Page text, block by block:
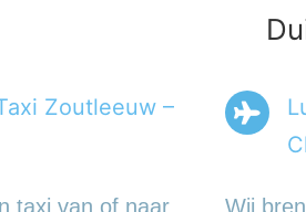
Zoutleeuw –
taxi van of naar Wij